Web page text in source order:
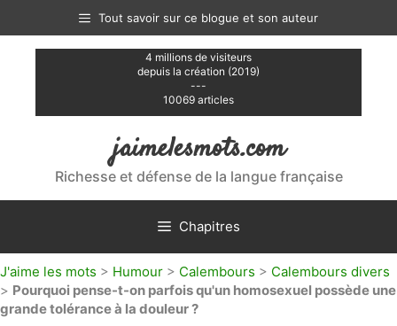
contenu
Tout savoir sur ce blogue et son auteur
4 millions de visiteurs
depuis la création (2019)
---
10069 articles
jaimelesmots.com
Richesse et défense de la langue française
Chapitres
J'aime les mots > Humour > Calembours > Calembours divers
> Pourquoi pense-t-on parfois qu'un homosexuel possède une
grande tolérance à la douleur ?